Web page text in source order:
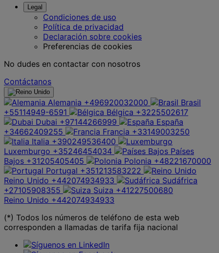
Legal
Condiciones de uso
Política de privacidad
Declaración sobre cookies
Preferencias de cookies
No dudes en contactar con nosotros
Contáctanos
Alemania +496920032000
Brasil
+55114949-6591
Bélgica +3225502617
Dubai +97144266999
España
+34662409255
Francia +33149003250
Italia +390249536400
Luxemburgo +35246454034
Países
Bajos +31205405405 Polonia +48221670000
Portugal +351213583222
Reino Unido +442074934933
Sudáfrica
+27105908355
Suiza +41227500680
Reino Unido +442074934933
(*) Todos los números de teléfono de esta web
corresponden a llamadas de tarifa fija nacional